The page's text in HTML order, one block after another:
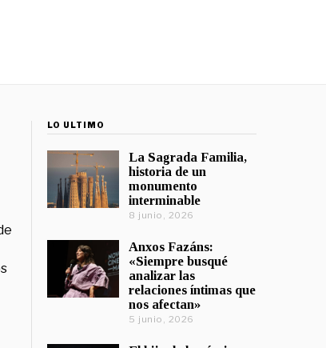
LO ÚLTIMO
La Sagrada Familia,
historia de un
monumento
interminable
8 junio, 2026
Anxos Fazáns:
«Siempre busqué
analizar las
relaciones íntimas que
nos afectan»
5 junio, 2026